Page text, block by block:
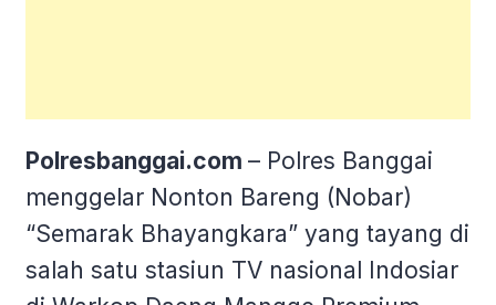
Polresbanggai.com – Polres Banggai
menggelar Nonton Bareng (Nobar)
“Semarak Bhayangkara” yang tayang di
salah satu stasiun TV nasional Indosiar